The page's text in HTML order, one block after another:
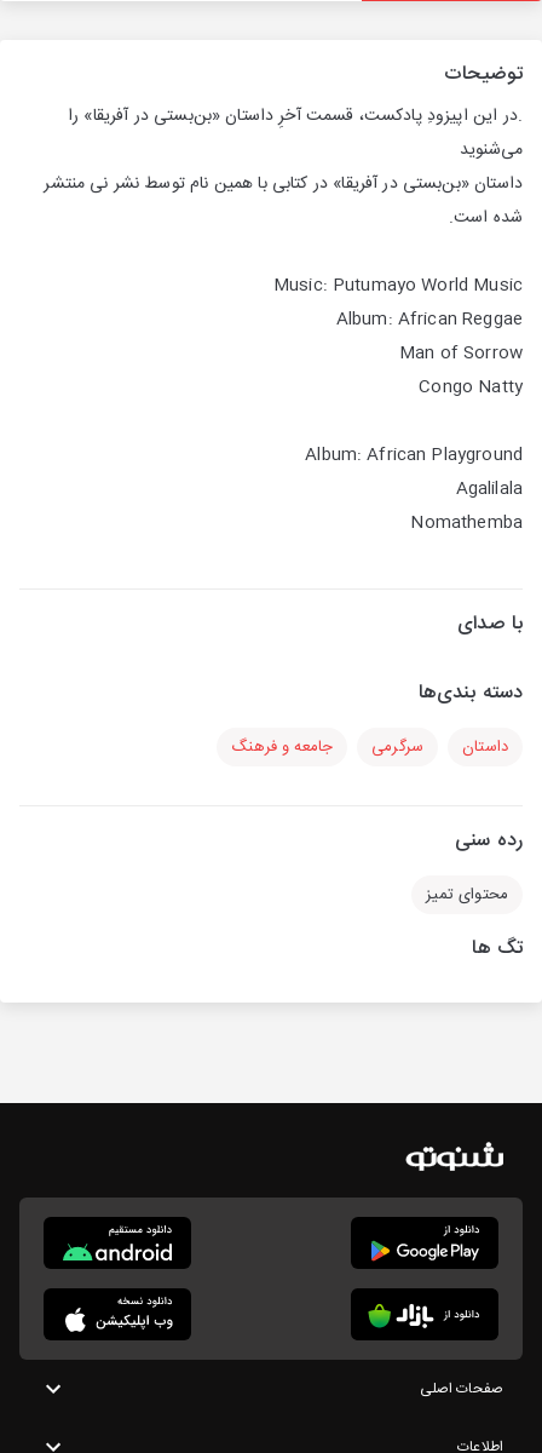
توضیحات
.در این اپیزودِ پادکست، قسمت آخرِ داستان «بن‌بستی در آفریقا» را
می‌شنوید
داستان «بن‌بستی در آفریقا» در کتابی با همین نام توسط نشر نی منتشر
شده است.
Music: Putumayo World Music
Album: African Reggae
Man of Sorrow
Congo Natty
Album: African Playground
Agalilala
Nomathemba
با صدای
دسته بندی‌ها
داستان سرگرمی جامعه و فرهنگ
رده سنی
محتوای تمیز
تگ ها
صفحات اصلی
اطلاعات